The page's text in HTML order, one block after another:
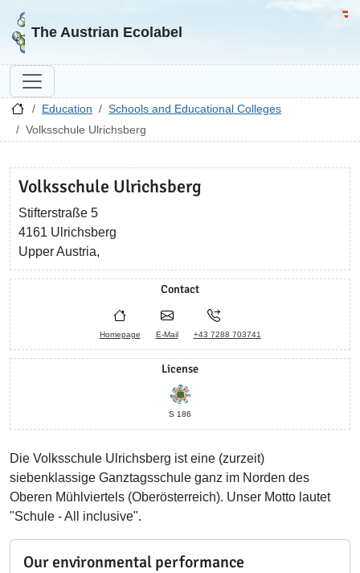
Go to homepage
The Austrian Ecolabel
Education
Schools and Educational Colleges
Volksschule Ulrichsberg
Volksschule Ulrichsberg
Stifterstraße 5
4161 Ulrichsberg
Upper Austria,
Contact
Homepage E-Mail +43 7288 703741
License
S 186
Die Volksschule Ulrichsberg ist eine (zurzeit)
siebenklassige Ganztagsschule ganz im Norden des
Oberen Mühlviertels (Oberösterreich). Unser Motto lautet
"Schule - All inclusive".
Our environmental performance